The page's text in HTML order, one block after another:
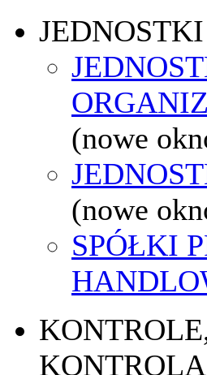
(nowe
(nowe
SPÓŁKI